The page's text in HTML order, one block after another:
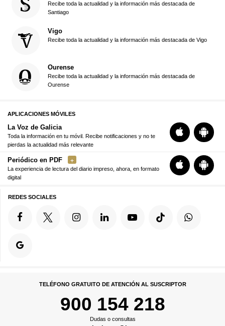
Recibe toda la actualidad y la información más destacada de
Santiago
Vigo
Recibe toda la actualidad y la información más destacada de Vigo
Ourense
Recibe toda la actualidad y la información más destacada de
Ourense
APLICACIONES MÓVILES
La Voz de Galicia
Toda la información en tu móvil. Recibe notificaciones y no te
pierdas la actualidad más relevante
Periódico en PDF
La experiencia de lectura del diario impreso, ahora, en formato
digital
REDES SOCIALES
TELÉFONO GRATUITO DE ATENCIÓN AL SUSCRIPTOR
900 154 218
Dudas o consultas